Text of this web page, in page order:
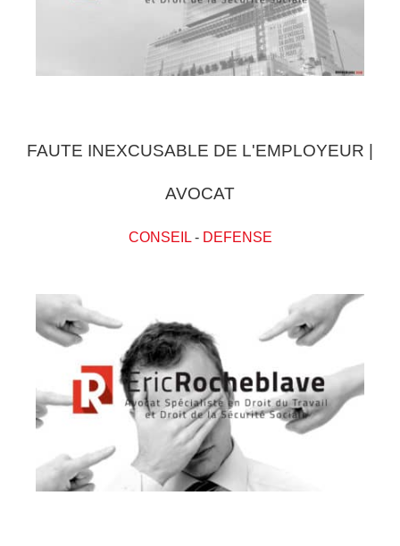
FAUTE INEXCUSABLE DE L'EMPLOYEUR |
AVOCAT
CONSEIL- DEFENSE